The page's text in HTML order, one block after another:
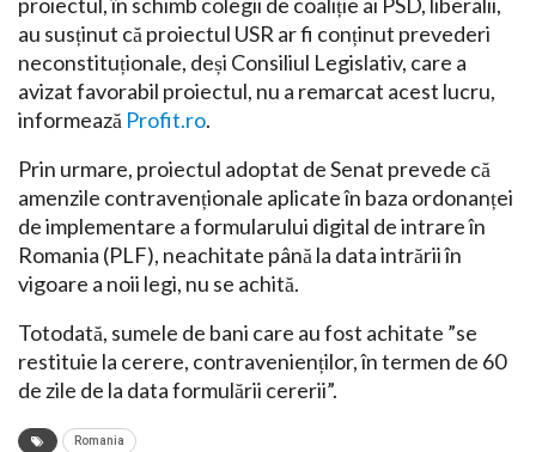
au susținut că proiectul USR ar fi conținut prevederi
neconstituționale, deși Consiliul Legislativ, care a
avizat favorabil proiectul, nu a remarcat acest lucru,
informează Profit.ro.
Prin urmare, proiectul adoptat de Senat prevede că
amenzile contravenționale aplicate în baza ordonanței
de implementare a formularului digital de intrare în
Romania (PLF), neachitate până la data intrării în
vigoare a noii legi, nu se achită.
Totodată, sumele de bani care au fost achitate ”se
restituie la cerere, contravenienților, în termen de 60
de zile de la data formulării cererii”.
Romania